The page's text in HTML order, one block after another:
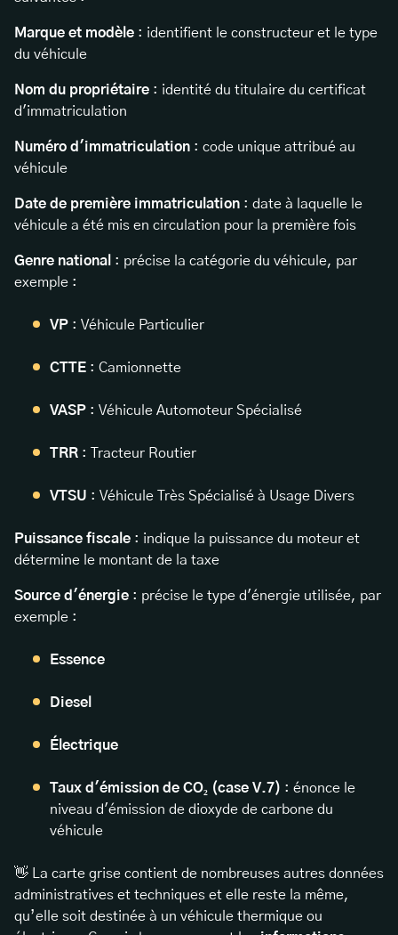
Marque et modèle : identifient le constructeur et le type
du véhicule
Nom du propriétaire : identité du titulaire du certificat
d'immatriculation
Numéro d'immatriculation : code unique attribué au
véhicule
Date de première immatriculation : date à laquelle le
véhicule a été mis en circulation pour la première fois
Genre national : précise la catégorie du véhicule, par
exemple :
VP : Véhicule Particulier
CTTE : Camionnette
VASP : Véhicule Automoteur Spécialisé
TRR : Tracteur Routier
VTSU : Véhicule Très Spécialisé à Usage Divers
Puissance fiscale : indique la puissance du moteur et
détermine le montant de la taxe
Source d'énergie : précise le type d'énergie utilisée, par
exemple :
Essence
Diesel
Électrique
Taux d'émission de CO₂ (case V.7) : énonce le
niveau d'émission de dioxyde de carbone du
véhicule
👋 La carte grise contient de nombreuses autres données
administratives et techniques et elle reste la même,
qu’elle soit destinée à un véhicule thermique ou